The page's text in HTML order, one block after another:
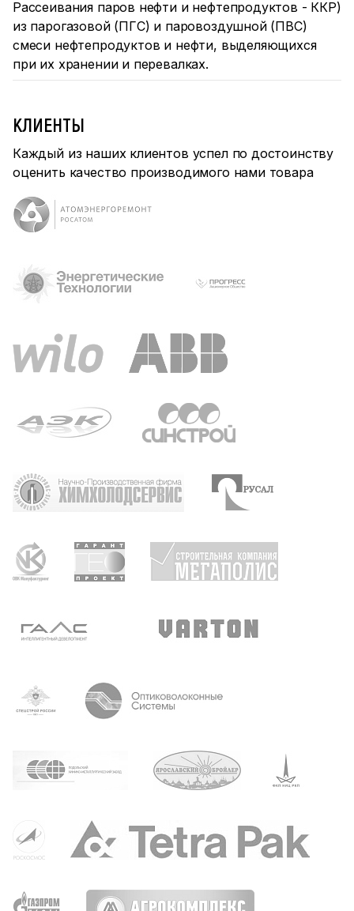
Рассеивания паров нефти и нефтепродуктов - ККР)
из парогазовой (ПГС) и паровоздушной (ПВС)
смеси нефтепродуктов и нефти, выделяющихся
при их хранении и перевалках.
КЛИЕНТЫ
Каждый из наших клиентов успел по достоинству
оценить качество производимого нами товара